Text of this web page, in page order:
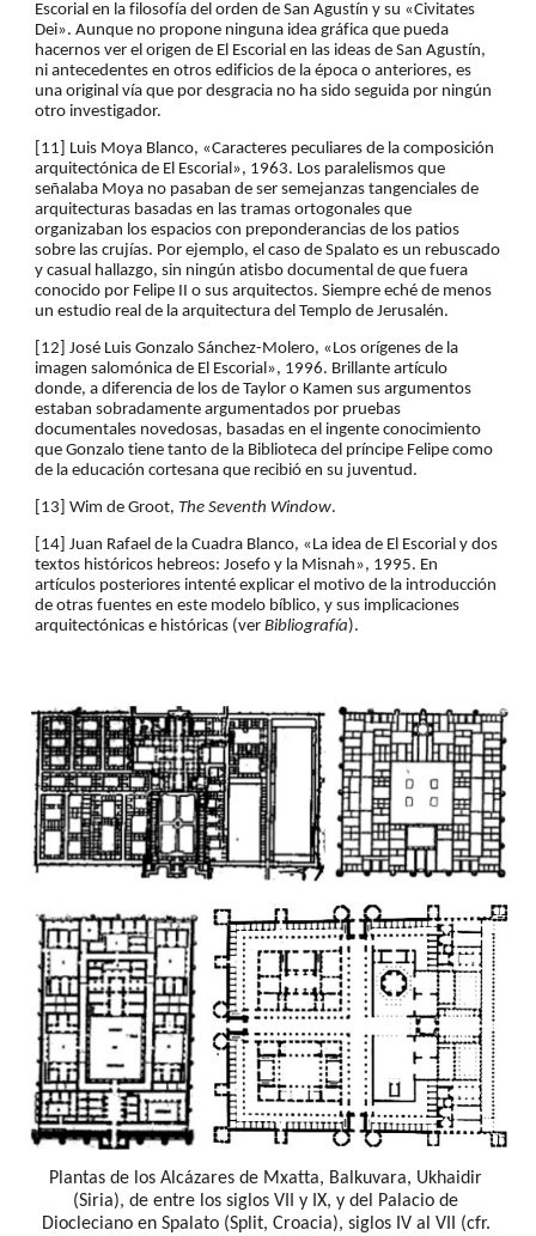
Escorial en la filosofía del orden de San Agustín y su «Civitates
Dei». Aunque no propone ninguna idea gráfica que pueda
hacernos ver el origen de El Escorial en las ideas de San Agustín,
ni antecedentes en otros edificios de la época o anteriores, es
una original vía que por desgracia no ha sido seguida por ningún
otro investigador.
[11] Luis Moya Blanco, «Caracteres peculiares de la composición
arquitectónica de El Escorial», 1963. Los paralelismos que
señalaba Moya no pasaban de ser semejanzas tangenciales de
arquitecturas basadas en las tramas ortogonales que
organizaban los espacios con preponderancias de los patios
sobre las crujías. Por ejemplo, el caso de Spalato es un rebuscado
y casual hallazgo, sin ningún atisbo documental de que fuera
conocido por Felipe II o sus arquitectos. Siempre eché de menos
un estudio real de la arquitectura del Templo de Jerusalén.
[12] José Luis Gonzalo Sánchez-Molero, «Los orígenes de la
imagen salomónica de El Escorial», 1996. Brillante artículo
donde, a diferencia de los de Taylor o Kamen sus argumentos
estaban sobradamente argumentados por pruebas
documentales novedosas, basadas en el ingente conocimiento
que Gonzalo tiene tanto de la Biblioteca del príncipe Felipe como
de la educación cortesana que recibió en su juventud.
[13] Wim de Groot, The Seventh Window.
[14] Juan Rafael de la Cuadra Blanco, «La idea de El Escorial y dos
textos históricos hebreos: Josefo y la Misnah», 1995. En
artículos posteriores intenté explicar el motivo de la introducción
de otras fuentes en este modelo bíblico, y sus implicaciones
arquitectónicas e históricas (ver Bibliografía).
Plantas de los Alcázares de Mxatta, Balkuvara, Ukhaidir
(Siria), de entre los siglos VII y IX, y del Palacio de
Diocleciano en Spalato (Split, Croacia), siglos IV al VII (cfr.